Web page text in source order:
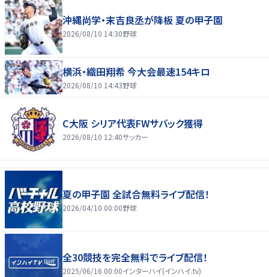
沖縄尚学・末吉良丞が降板 夏の甲子園
2026/08/10 14:30野球
横浜・織田翔希 今大会最速154キロ
2026/08/10 14:43野球
C大阪 シリア代表FWサバック獲得
2026/08/10 12:40サッカー
夏の甲子園 全試合無料ライブ配信！
2026/04/10 00:00野球
全30競技を完全無料でライブ配信！
2025/06/16 00:00インターハイ(インハイ.tv)